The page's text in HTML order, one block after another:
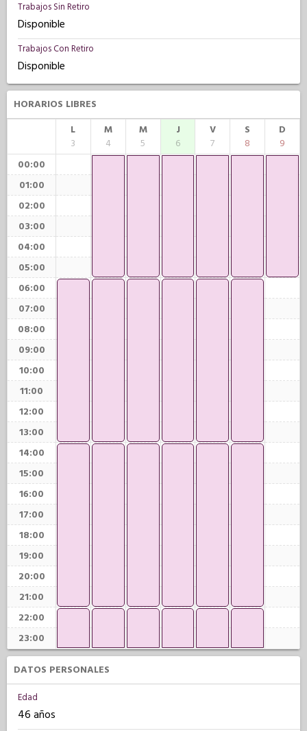
Trabajos Sin Retiro
Disponible
Trabajos Con Retiro
Disponible
HORARIOS LIBRES
L
3
M
4
M
5
J
6
V
7
S
8
D
9
00:00
01:00
02:00
03:00
04:00
05:00
06:00
07:00
08:00
09:00
10:00
11:00
12:00
13:00
14:00
15:00
16:00
17:00
18:00
19:00
20:00
21:00
22:00
23:00
DATOS PERSONALES
Edad
46 años